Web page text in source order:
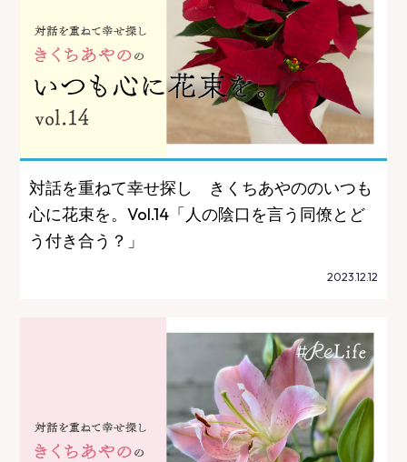
対話を重ねて幸せ探し きくちあやののいつも
心に花束を。Vol.14「人の陰口を言う同僚とど
う付き合う？」
2023.12.12